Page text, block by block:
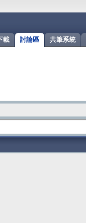
共筆系統
討論區
載